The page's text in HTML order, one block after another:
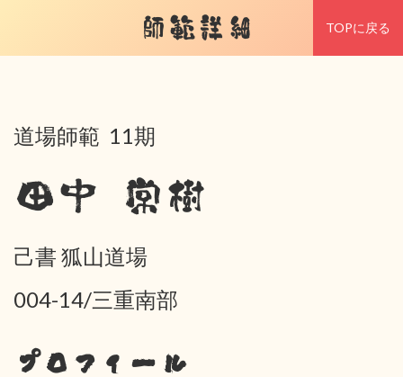
師範詳細 TOPに戻る
道場師範 11期
田中 常樹
己書 狐山道場
004-14/三重南部
プロフィール